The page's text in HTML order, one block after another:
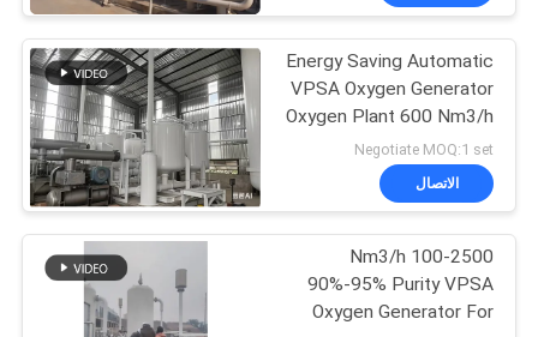
Energy Saving Automatic
VPSA Oxygen Generator
Oxygen Plant 600 Nm3/h
93% Purity
Negotiate MOQ:1 set
الاتصال
100-2500 Nm3/h
90%-95% Purity VPSA
Oxygen Generator For